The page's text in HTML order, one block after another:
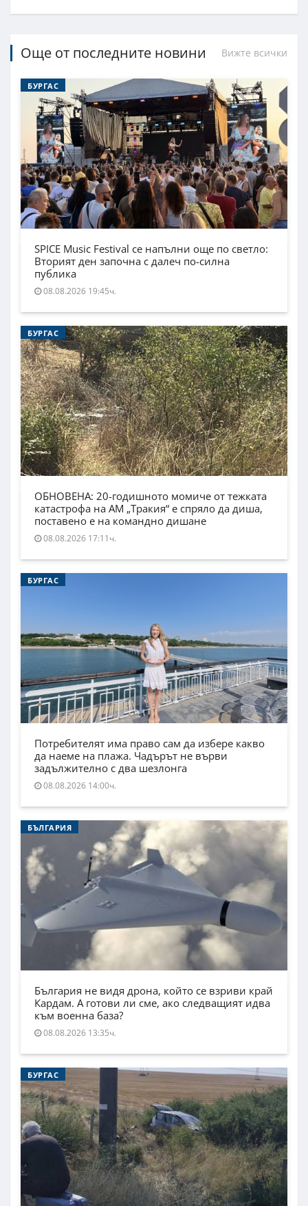
Още от последните новини Вижте всички
БУРГАС
SPICE Music Festival се напълни още по светло:
Вторият ден започна с далеч по-силна
публика
08.08.2026 19:45ч.
БУРГАС
ОБНОВЕНА: 20-годишното момиче от тежката
катастрофа на АМ „Тракия“ е спряло да диша,
поставено е на командно дишане
08.08.2026 17:11ч.
БУРГАС
Потребителят има право сам да избере какво
да наеме на плажа. Чадърът не върви
задължително с два шезлонга
08.08.2026 14:00ч.
БЪЛГАРИЯ
България не видя дрона, който се взриви край
Кардам. А готови ли сме, ако следващият идва
към военна база?
08.08.2026 13:35ч.
БУРГАС